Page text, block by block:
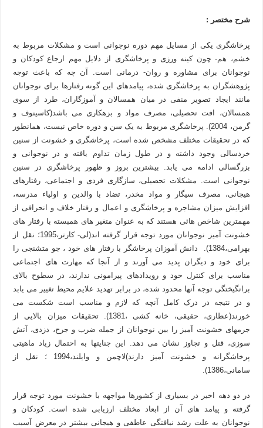
شرح مختصر :
پرخاشگری یکی از مسایل مهم دوره نوجوانی است و مشکلات مربوط به
خشم، هم- چون کینه ورزی و پرخاشگری از دلایل مهم ارجاع کودکان و
نوجوانان برای مشاوره و روان- درمانی است. آن چه که باعث توجه
پژوهشگران به پرخاشگری شده، پیامدهای این گونه رفتارها برای نوجوانان
مانند ایجاد تصویر منفی در میان همسالان و آموزگاران، طرد از سوی
همسالان، افت تحصیلی، مصرف مواد و بزهکاری می باشد(کاسینوف و
گرمن، 2004). پرخاشگری مربوط به یک سن و دوره خاص نیست، همانطور
که در تحقیقات مختلف مشخص شده است، پرخاشگری و خشونت از سنین
خردسالی وجود داشته و در طول زمان تداوم یافته و در نوجوانی و
بزرگسالی ادامه می یابد. بیشترین بروز و ظهور پرخاشگری در سنین
نوجوانی است. مشکلات تحصیلی، سازگاری فردی و اجتماعی، رفتارهای
هیجانی، مصرف سیگار و مواد مخدر، تضاد با والدین و اولیاء مدرسه،
افزایش میزان مشاجره و پرخاشگری و اعمال و رفتار خلاف و انحرافی از
مهمترین شاخص هائی هستند که به عنوان متغیر های همبسته با رفتار های
خشونت آمیز نوجوانان مورد توجه قرار گرفته اند(لی- کارتر،1995؛ نقل از
بهرامی،1384). دانش آموزان پرخاشگر با رفتار های خود ، جو متشنجی را
برای خود و دیگران پدید می آورند و از آنجا که مهارت های اجتماعی
مناسب برای کنترل خود و رویدادهای پیرامونی ندارند، در سطوح بالای
برانگیختگی توجه آنها محدود شده، در برابر تهدید علایم محیط تغییر می یابد
و در نتیجه در درک کامل آنچه که لازم و مناسب است شکست می
خورند(عطاری، حقیقی، خانه کشی ،1381). تحقیقات میزان بالایی از
جرمهای خشونت آمیز را بین نوجوانان از جمله ضرب و جرح، دزدی، آتش
سوزی، قتل و تجاوز نشان می دهد. این جنایتها به احتمال زیاد ماهیتی
پرخاشگرانه و خشونت آمیز دارند)لاچمن و وایلند،1994 ؛ نقل از
سامانی،1386).
در دو دهه اخیر در بسیاری از کشورها مواجهه با خشونت مورد توجه قرار
گرفته و پیامد های آن از ابعاد مختلف ارزیابی شده است. کودکان و
نوجوانان به علت رشد نیافتگی عاطفی و هیجانی بیشتر در معرض آسیب